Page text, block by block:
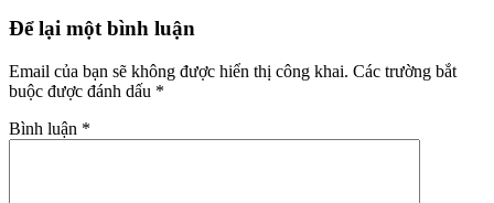
Để lại một bình luận
Email của bạn sẽ không được hiển thị công khai. Các trường bắt
buộc được đánh dấu *
Bình luận *